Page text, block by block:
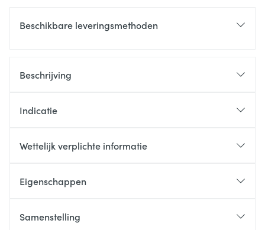
Beschikbare leveringsmethoden
Beschrijving
Indicatie
Wettelijk verplichte informatie
Eigenschappen
Samenstelling